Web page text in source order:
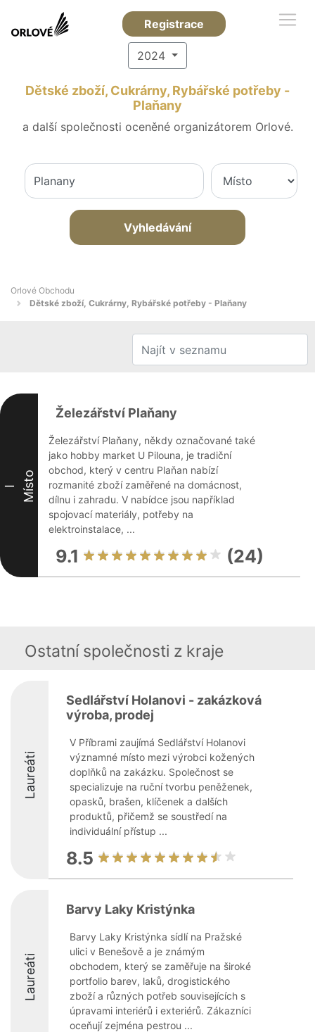
Registrace
2024
Dětské zboží, Cukrárny, Rybářské potřeby -
Plaňany
a další společnosti oceněné organizátorem Orlové.
Vyhledávání
Orlové Obchodu
Dětské zboží, Cukrárny, Rybářské potřeby - Plaňany
I Místo
Železářství Plaňany
Železářství Plaňany, někdy označované také
jako hobby market U Pilouna, je tradiční
obchod, který v centru Plaňan nabízí
rozmanité zboží zaměřené na domácnost,
dílnu i zahradu. V nabídce jsou například
spojovací materiály, potřeby na
elektroinstalace, ...
9.1 (24)
Ostatní společnosti z kraje
Laureáti
Sedlářství Holanovi - zakázková
výroba, prodej
V Příbrami zaujímá Sedlářství Holanovi
významné místo mezi výrobci kožených
doplňků na zakázku. Společnost se
specializuje na ruční tvorbu peněženek,
opasků, brašen, klíčenek a dalších
produktů, přičemž se soustředí na
individuální přístup ...
8.5
Laureáti
Barvy Laky Kristýnka
Barvy Laky Kristýnka sídlí na Pražské
ulici v Benešově a je známým
obchodem, který se zaměřuje na široké
portfolio barev, laků, drogistického
zboží a různých potřeb souvisejících s
úpravami interiérů i exteriérů. Zákazníci
oceňují zejména pestrou ...